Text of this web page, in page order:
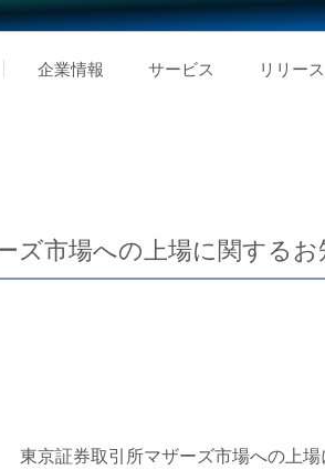
企業情報 サービス リリース
ズ市場への上場に関する
東京証券取引所マザーズ市場への上